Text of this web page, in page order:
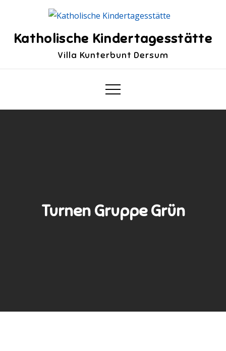
contentKatholische Kindertagesstätte
Villa Kunterbunt Dersum
Turnen Gruppe Grün